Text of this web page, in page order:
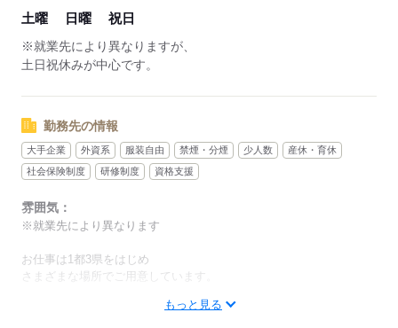
土曜 日曜 祝日
※就業先により異なりますが、
土日祝休みが中心です。
勤務先の情報
大手企業 外資系 服装自由 禁煙・分煙 少人数
産休・育休
社会保険制度
研修制度 資格支援
雰囲気：
※就業先により異なります
お仕事は1都3県をはじめ
さまざまな場所でご用意しています。
大手企業から、少人数の会社などもっと見る